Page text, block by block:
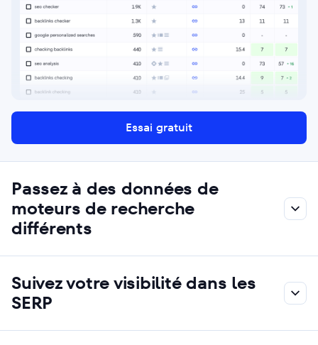
Essai gratuit
Passez à des données de
moteurs de recherche
différents
Suivez votre visibilité dans les
SERP